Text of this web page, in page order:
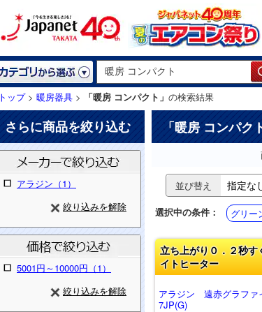
トップ> 暖房器具 > 「暖房 コンパクト」 の検索結果
さらに商品を絞り込む
アラジン（1）
絞り込みを解除
5001円～10000円（1）
絞り込みを解除
「暖房 コンパク
並び替え
選択中の条件： グリー
立ち上がり０．２秒
イトヒーター
アラジン 遠赤グラフ
7JP(G)